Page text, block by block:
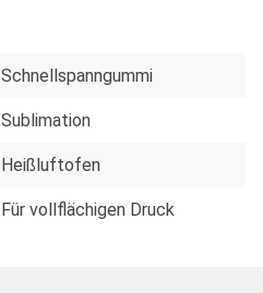
Schnellspanngummi
Sublimation
Heißluftofen
Für vollflächigen Druck